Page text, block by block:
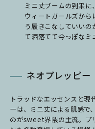
ミニ丈ブームの到来に
ウィートガールズか
う履きこなしていい
て洒落てて今っぽなミ
ネオプレッピー
トラッドなエッセンスと現
ーは、ミニ丈による肌感で
のがsweet界隈の主流。プ